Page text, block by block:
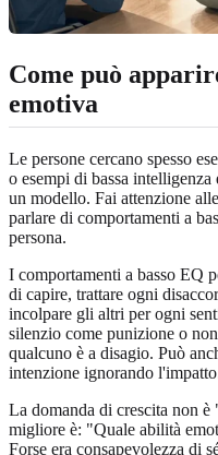
Come può
emotiva
Le persone cercano spesso
o esempi di bassa
un modello. Fai attenzione
parlare di comportamenti a
persona.
I comportamenti a basso EQ
di capire, trattare ogni
incolpare gli altri per ogni
silenzio come punizione o
qualcuno è a disagio. Può
intenzione ignorando
La domanda di crescita non
migliore è: "Quale abilità
Forse era consapevolezza di